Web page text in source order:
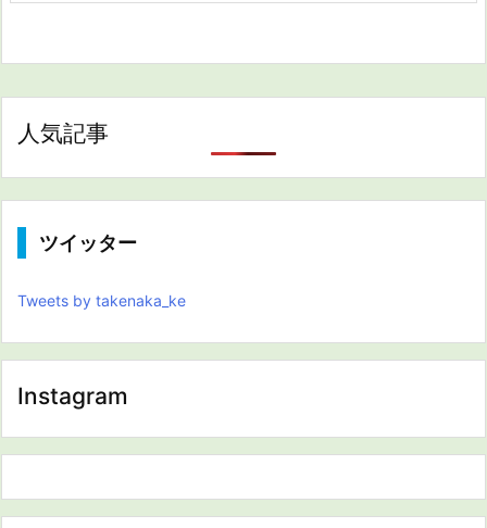
人気記事
ツイッター
Tweets by takenaka_ke
Instagram